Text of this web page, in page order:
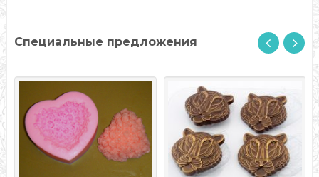
Специальные предложения